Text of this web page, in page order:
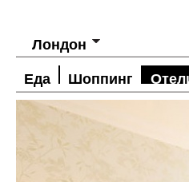
Лондон
Еда Шоппинг